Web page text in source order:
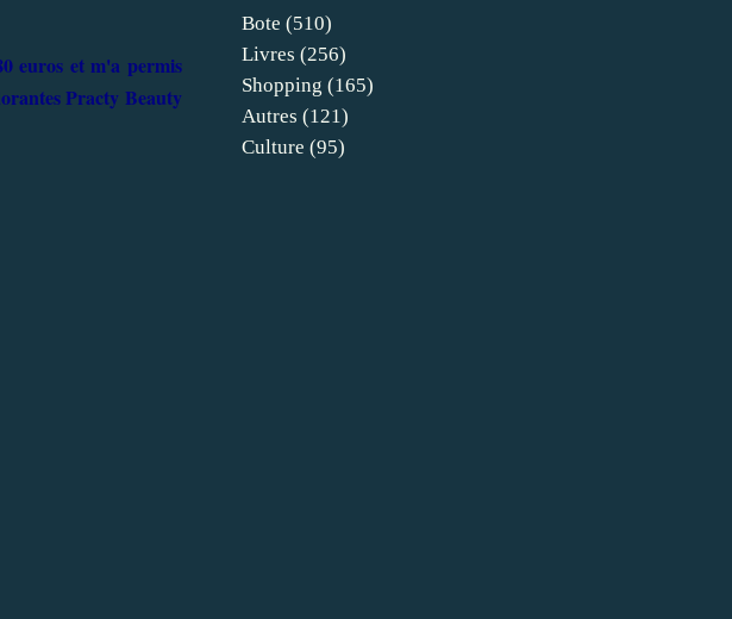
euros et m'a permis
Practy Beauty
Bote (510)
Livres (256)
Shopping (165)
Autres (121)
Culture (95)